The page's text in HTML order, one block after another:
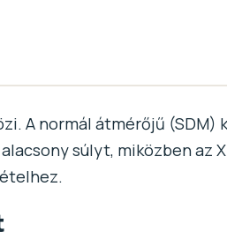
A normál átmérőjű (SDM)
súlyt, miközben az